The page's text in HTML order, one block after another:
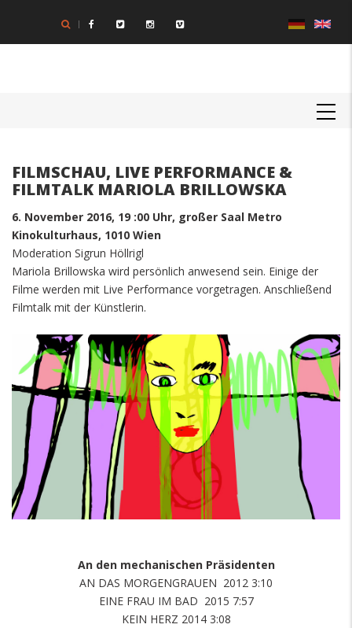
main
FILMSCHAU, LIVE PERFORMANCE &
FILMTALK MARIOLA BRILLOWSKA
6. November 2016, 19 :00 Uhr, großer Saal Metro
Kinokulturhaus, 1010 Wien
Moderation Sigrun Höllrigl
Mariola Brillowska wird persönlich anwesend sein. Einige der
Filme werden mit Live Performance vorgetragen. Anschließend
Filmtalk mit der Künstlerin.
An den mechanischen Präsidenten
AN DAS MORGENGRAUEN 2012 3:10
EINE FRAU IM BAD 2015 7:57
KEIN HERZ 2014 3:08